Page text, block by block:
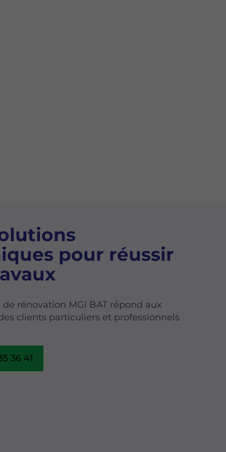
pour réussir
rénovation MGI BAT répond aux
clients particuliers et professionnels
36 41